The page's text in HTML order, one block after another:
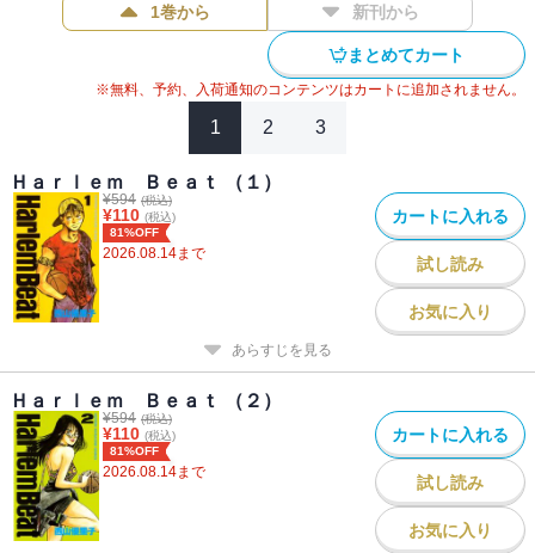
1巻から 新刊から
まとめてカート
※無料、予約、入荷通知のコンテンツはカートに追加されません。
1 2 3
Ｈａｒｌｅｍ Ｂｅａｔ （１）
¥594 (税込)
¥110 (税込)
81%OFF
2026.08.14まで
カートに入れる
試し読み
お気に入り
あらすじを見る
Ｈａｒｌｅｍ Ｂｅａｔ （２）
¥594 (税込)
¥110 (税込)
81%OFF
2026.08.14まで
カートに入れる
試し読み
お気に入り